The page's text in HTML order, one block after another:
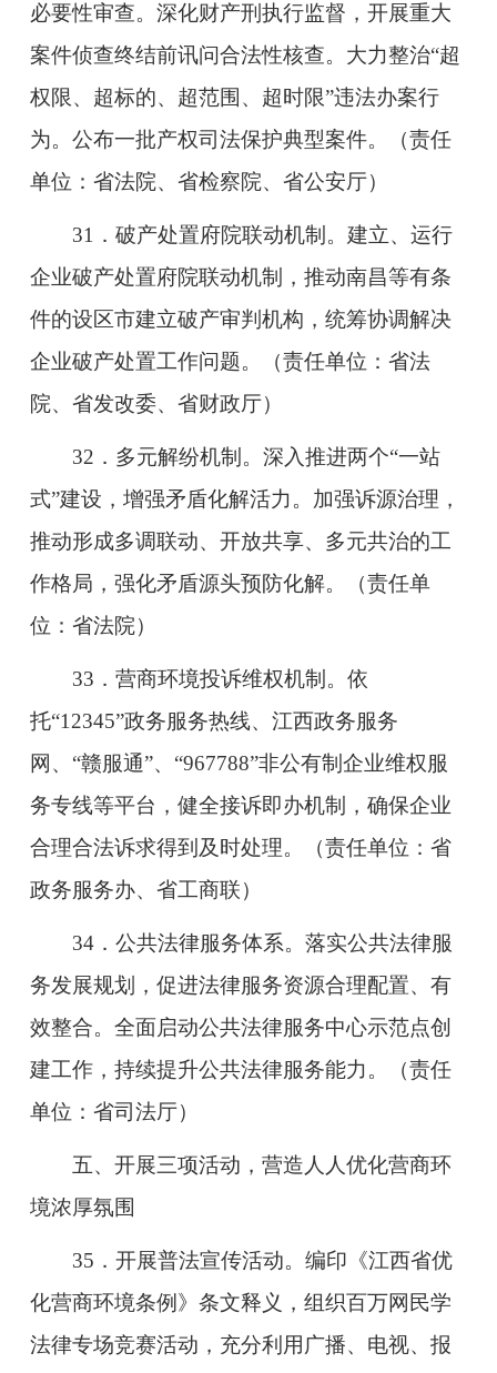
必要性审查。深化财产刑执行监督，开展重大
案件侦查终结前讯问合法性核查。大力整治“超
权限、超标的、超范围、超时限”违法办案行
为。公布一批产权司法保护典型案件。（责任
单位：省法院、省检察院、省公安厅）
31．破产处置府院联动机制。建立、运行
企业破产处置府院联动机制，推动南昌等有条
件的设区市建立破产审判机构，统筹协调解决
企业破产处置工作问题。（责任单位：省法
院、省发改委、省财政厅）
32．多元解纷机制。深入推进两个“一站
式”建设，增强矛盾化解活力。加强诉源治理，
推动形成多调联动、开放共享、多元共治的工
作格局，强化矛盾源头预防化解。（责任单
位：省法院）
33．营商环境投诉维权机制。依
托“12345”政务服务热线、江西政务服务
网、“赣服通”、“967788”非公有制企业维权服
务专线等平台，健全接诉即办机制，确保企业
合理合法诉求得到及时处理。（责任单位：省
政务服务办、省工商联）
34．公共法律服务体系。落实公共法律服
务发展规划，促进法律服务资源合理配置、有
效整合。全面启动公共法律服务中心示范点创
建工作，持续提升公共法律服务能力。（责任
单位：省司法厅）
五、开展三项活动，营造人人优化营商环
境浓厚氛围
35．开展普法宣传活动。编印《江西省优
化营商环境条例》条文释义，组织百万网民学
法律专场竞赛活动，充分利用广播、电视、报